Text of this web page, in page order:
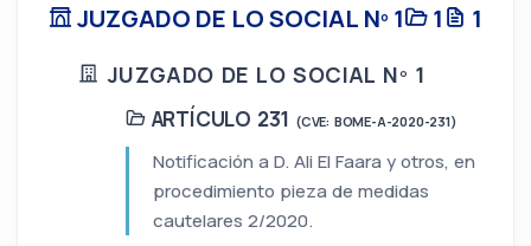
JUZGADO DE LO SOCIAL Nº 1 1 1
JUZGADO DE LO SOCIAL Nº 1
ARTÍCULO 231 (CVE: BOME-A-2020-231)
Notificación a D. Ali El Faara y otros, en
procedimiento pieza de medidas
cautelares 2/2020.